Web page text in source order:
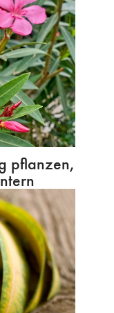
pflanzen,